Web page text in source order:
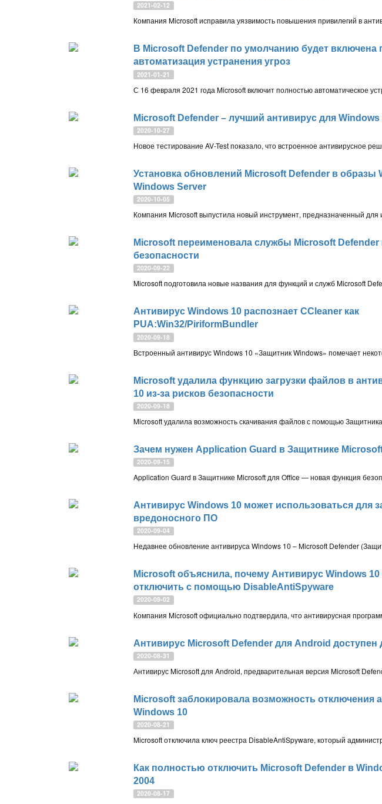
2021-02-12
В Microsoft Defender по умолчанию будет включена
автоматизация устранения угроз
2021-01-21
Microsoft Defender – лучший антивирус для Windows
2020-10-27
Установка обновлений Microsoft Defender в образы
Windows Server
2020-10-05
Microsoft переименовала службы Microsoft
безопасности
2020-09-22
Антивирус Windows 10 распознает CCleaner как
PUA:Win32/PiriformBundler
2020-09-18
Microsoft удалила функцию загрузки файлов в
10 из-за рисков безопасности
2020-09-18
Зачем нужен Application Guard в Защитнике
2020-09-15
Антивирус Windows 10 может использоваться для
вредоносного ПО
2020-09-04
Microsoft объяснила, почему Антивирус Windows
отключить с помощью DisableAntiSpyware
2020-09-02
Антивирус Microsoft Defender для Android доступен
2020-08-31
Microsoft заблокировала возможность отключения
Windows 10
2020-08-21
Как полностью отключить Microsoft Defender в
2004
2020-08-17